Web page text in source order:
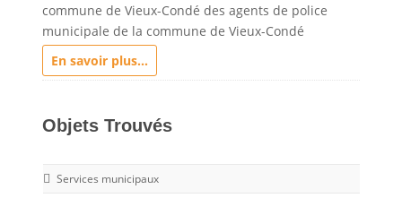
commune de Vieux-Condé des agents de police
municipale de la commune de Vieux-Condé
En savoir plus...
Objets Trouvés
Services municipaux